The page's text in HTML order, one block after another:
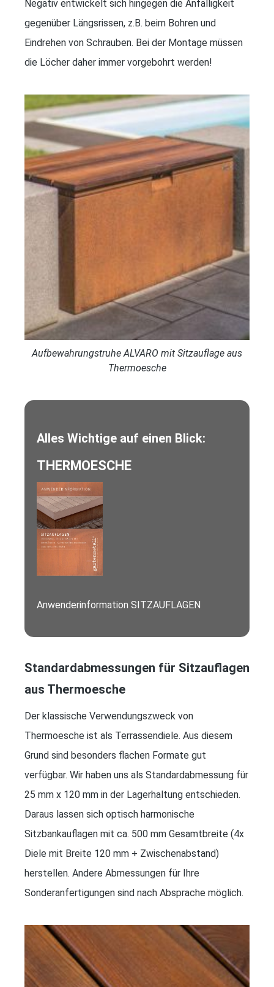
Negativ entwickelt sich hingegen die Anfälligkeit
gegenüber Längsrissen, z.B. beim Bohren und
Eindrehen von Schrauben. Bei der Montage müssen
die Löcher daher immer vorgebohrt werden!
Aufbewahrungstruhe ALVARO mit Sitzauflage aus
Thermoesche
Alles Wichtige auf einen Blick:
THERMOESCHE
Anwenderinformation SITZAUFLAGEN
Standardabmessungen für Sitzauflagen
aus Thermoesche
Der klassische Verwendungszweck von
Thermoesche ist als Terrassendiele. Aus diesem
Grund sind besonders flachen Formate gut
verfügbar. Wir haben uns als Standardabmessung für
25 mm x 120 mm in der Lagerhaltung entschieden.
Daraus lassen sich optisch harmonische
Sitzbankauflagen mit ca. 500 mm Gesamtbreite (4x
Diele mit Breite 120 mm + Zwischenabstand)
herstellen. Andere Abmessungen für Ihre
Sonderanfertigungen sind nach Absprache möglich.